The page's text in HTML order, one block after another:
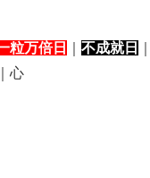
粒万倍日 不成就日
心